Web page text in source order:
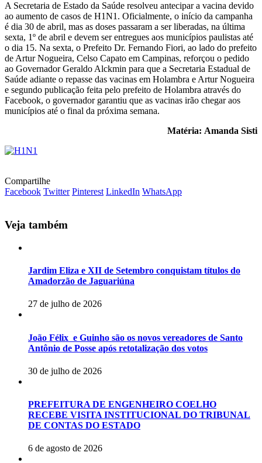
A Secretaria de Estado da Saúde resolveu antecipar a vacina devido
ao aumento de casos de H1N1. Oficialmente, o início da campanha
é dia 30 de abril, mas as doses passaram a ser liberadas, na última
sexta, 1º de abril e devem ser entregues aos municípios paulistas até
o dia 15. Na sexta, o Prefeito Dr. Fernando Fiori, ao lado do prefeito
de Artur Nogueira, Celso Capato em Campinas, reforçou o pedido
ao Governador Geraldo Alckmin para que a Secretaria Estadual de
Saúde adiante o repasse das vacinas em Holambra e Artur Nogueira
e segundo publicação feita pelo prefeito de Holambra através do
Facebook, o governador garantiu que as vacinas irão chegar aos
municípios até o final da próxima semana.
Matéria: Amanda Sisti
Compartilhe
Facebook Twitter Pinterest LinkedIn WhatsApp
Veja também
Jardim Eliza e XII de Setembro conquistam títulos do
Amadorzão de Jaguariúna
27 de julho de 2026
João Félix e Guinho são os novos vereadores de Santo
Antônio de Posse após retotalização dos votos
30 de julho de 2026
PREFEITURA DE ENGENHEIRO COELHO
RECEBE VISITA INSTITUCIONAL DO TRIBUNAL
DE CONTAS DO ESTADO
6 de agosto de 2026